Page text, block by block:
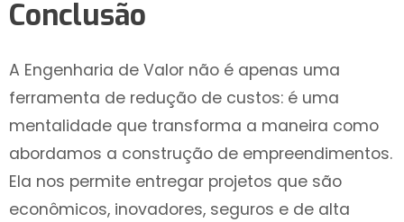
Conclusão
A Engenharia de Valor não é apenas uma
ferramenta de redução de custos: é uma
mentalidade que transforma a maneira como
abordamos a construção de empreendimentos.
Ela nos permite entregar projetos que são
econômicos, inovadores, seguros e de alta